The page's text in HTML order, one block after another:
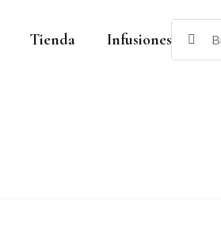
El Rebost de Cal
La botiga amb els productes de Cal Gabriel
Tienda Infusiones